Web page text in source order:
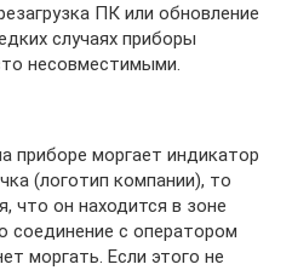
ПК или обновление
случаях приборы
несовместимыми.
приборе моргает индикатор
(логотип компании), то
что он находится в зоне
соединение с оператором
моргать. Если этого не